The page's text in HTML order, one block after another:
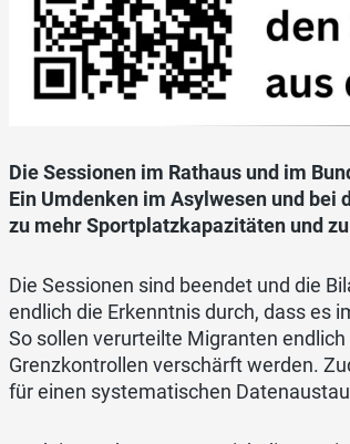
Die Sessionen im Rathaus und im
Ein Umdenken im Asylwesen und bei
zu mehr Sportplatzkapazitäten und
Die Sessionen sind beendet und die
endlich die Erkenntnis durch, dass es
So sollen verurteilte Migranten
Grenzkontrollen verschärft werden.
für einen systematischen